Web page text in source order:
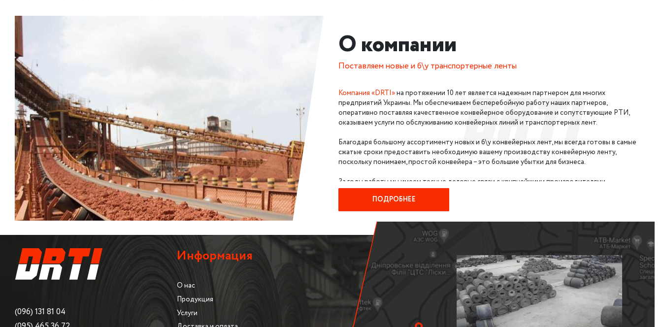
О компании
Поставляем новые и б\у транспортерные ленты
Компания «DRTI»на протяжении 10 лет является надежным партнером для многих
предприятий Украины. Мы обеспечиваем бесперебойную работу наших партнеров,
оперативно поставляя качественное конвейерное оборудование и сопутствующие РТИ,
оказываем услуги по обслуживанию конвейерных линий и транспортерных лент.
Благодаря большому ассортименту новых и б\у конвейерных лент, мы всегда готовы в самые
сжатые сроки предоставить необходимую вашему производству конвейерную ленту,
поскольку понимаем, простой конвейера – это большие убытки для бизнеса.
За годы работы мы имеем тесные деловые связи с крупнейшими производителями
транспортерных лент Германии, Словении, Великобритании, Польши, Украины и Китая, что
позволяет нам поставить нужный вид продукции в минимальные сроки, если какая-либо
позиция отсутствует на нашем складе.
Весь ассортимент конвейерных лент б\у в наличии с минимальным износом, а каждая бухта
при поступлении и отправке проходит контроль качества. Таким образом вы получаете
ленту с минимальным износом по цене в несколько раз меньшей, в сравнении с новыми
лентами аналогичных характеристик.
ПОДРОБНЕЕ
(096) 131 81 04
Информация
О нас
Продукция
Услуги